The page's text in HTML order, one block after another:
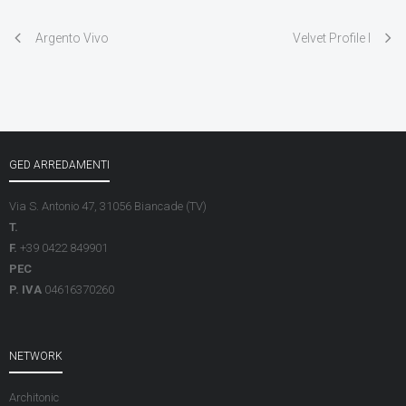
Argento Vivo Velvet Profile I
GED ARREDAMENTI
Via S. Antonio 47, 31056 Biancade (TV)
T.
F. +39 0422 849901
PEC
P. IVA 04616370260
NETWORK
Architonic